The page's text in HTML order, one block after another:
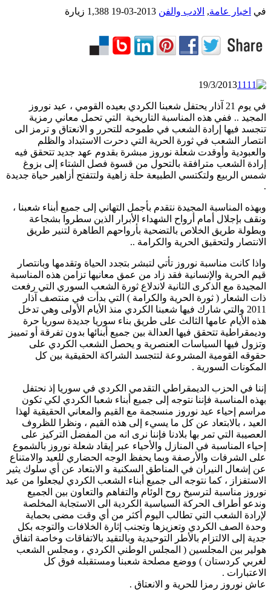
في اخبار عامة, الادب والفن 2013-03-19 1,388 زيارة
19/3/2013
في يوم 21 آذار يحتفل شعبنا الكردي بعيده القومي ، عيد نوروز
المجيد .. ففي هذه المناسبة التاريخية التي تحمل معاني رمزية
تتجسد فيها إرادة الشعب في طموحه للتحرر و الانعتاق و ترمز الى
انتصار الشعب في ثورة الحرية التي دحرت الاستبداد والظلم
والعبودية وأوقدت شعلة نوروز مبشرة بقدوم عهد جديد تتحقق فيه
إرادة الشعب مترافقة بالتحول من قسوة فصل الشتاء إلى بزوغ
شمس الربيع ولتكتسي الطبيعة حلة زاهية ولتتفتح أزاهير حياة جديدة
.
وبهذه المناسبة المجيدة نتقدم بأجمل التهاني إلى جميع أبناء شعبنا ،
ونقف بإجلال أمام أرواح الشهداء الأبرار الذين سطروا بشجاعة
وبطولة طريق الخلاص بالتضحية بأرواحهم الطاهرة لتنير طريق
الانتصار ولتحقيق الحرية والكرامة ..
واذا كانت مناسبة نوروز تأتي لتبشر بتجدد الحياة وتقدمها وبانتصار
قيم الحرية والإنسانية فقد زاد من عمق معانيها تزامن هذه المناسبة
المجيدة مع الذكرى الثانية لاندلاع ثورة الشعب السوري التي رفعت
ذات الشعار ( ثورة الحرية والكرامة ) التي بدأت في منتصف آذار
2011 والتي شارك فيها شعبنا الكردي منذ الأيام الأولى وهي تدخل
هذه الأيام عامها الثالث على طريق بناء سوريا جديدة سوريا حرة
وديمقراطية تتحقق فيها العدالة بين جميع أبنائها بدون تفرقة أو تمييز
وتزول فيها السياسات العنصرية و يحصل الشعب الكردي على
حقوقه القومية المشروعة لتتجسد الشراكة الحقيقية بين كل
المكونات السورية .
إننا في الحزب الديمقراطي التقدمي الكردي في سوريا إذ نحتفل
بهذه المناسبة فإننا نتوجه إلى جميع أبناء شعبا الكردي لكي تكون
مراسم إحياء عيد نوروز منسجمة مع القيم والمعاني الحقيقية لهذا
العيد ، بالابتعاد عن كل ما يسيء إلى هذه القيم ، ونظرا للظروف
العصيبة التي تمر بها بلادنا فإننا نرى انه من المفضل التركيز على
إحياء المناسبة في المنازل والأحياء عبر إيقاد شعلة نوروز بالشموع
على الشرفات والأرصفة وبما يحفظ الوجه الحضاري للعيد والامتناع
عن إشعال النيران في المناطق السكنية و الابتعاد عن أي سلوك يثير
الاستفزاز ، كما نتوجه الى جميع أبناء الشعب الكردي ليجعلوا من عيد
نوروز مناسبة لترسيخ روح الوئام والتفاهم والتعاون بين الجميع
وندعو أطراف الحركة السياسية الكردية الى الاستجابة المخلصة
لإرادة الشعب التي تطالب اليوم أكثر من أي وقت مضى بحماية
وحدة الصف الكردي وتعزيزها وتجنب إثارة الخلافات والتوجه بكل
جدية إلى الالتزام بالأطر التوحيدية وبالتقيد بالاتفاقات وخاصة اتفاق
هولير بين المجلسين ( المجلس الوطني الكردي ، ومجلس الشعب
لغربي كردستان ) ووضع مصلحة شعبنا ومستقبله فوق كل
الاعتبارات .
عاش نوروز رمزا للحرية و الانعتاق .